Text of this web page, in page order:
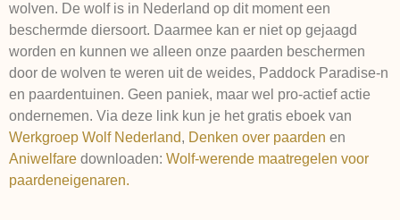
wolven. De wolf is in Nederland op dit moment een
beschermde diersoort. Daarmee kan er niet op gejaagd
worden en kunnen we alleen onze paarden beschermen
door de wolven te weren uit de weides, Paddock Paradise-n
en paardentuinen. Geen paniek, maar wel pro-actief actie
ondernemen. Via deze link kun je het gratis eboek van
Werkgroep Wolf Nederland, Denken over paarden en
Aniwelfare downloaden: Wolf-werende maatregelen voor
paardeneigenaren.